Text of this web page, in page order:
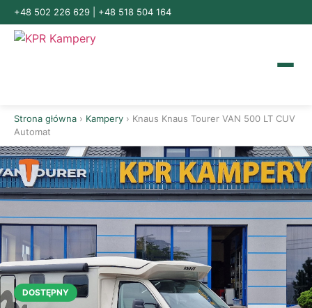
+48 502 226 629 +48 518 504 164
Strona główna › Kampery › Knaus Knaus Tourer VAN 500 LT CUV
Automat
DOSTĘPNY